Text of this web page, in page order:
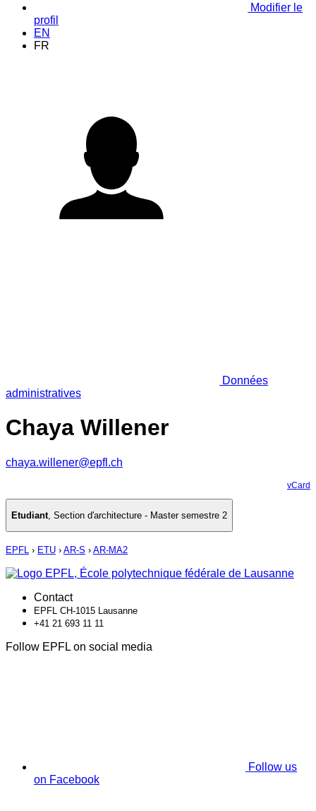
Modifier le
profil
EN
FR
Données
administratives
Chaya Willener
chaya.willener@epfl.ch
vCard
Etudiant, Section d'architecture - Master semestre 2
EPFL › ETU › AR-S › AR-MA2
Contact
EPFL CH-1015 Lausanne
+41 21 693 11 11
Follow EPFL on social media
Follow us
on Facebook